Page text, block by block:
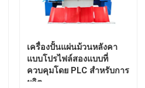
เครื่องปั้นแผ่นม้วนหลังคา
แบบโปรไฟล์สองแบบที่
ควบคุมโดย PLC สําหรับการ
ผลิต